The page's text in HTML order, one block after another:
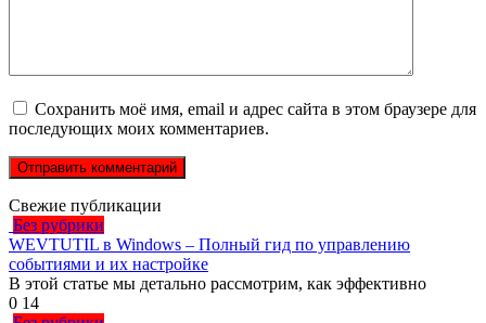
Сохранить моё имя, email и адрес сайта в этом браузере для
последующих моих комментариев.
Свежие публикации
Без рубрики
WEVTUTIL в Windows – Полный гид по управлению
событиями и их настройке
В этой статье мы детально рассмотрим, как эффективно
0 14